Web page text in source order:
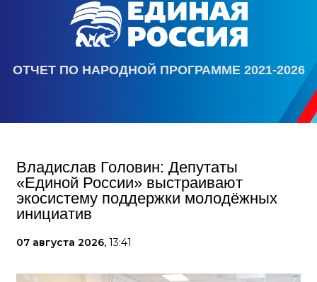
ОТЧЕТ ПО НАРОДНОЙ ПРОГРАММЕ 2021-2026
Владислав Головин: Депутаты
«Единой России» выстраивают
экосистему поддержки молодёжных
инициатив
07 августа 2026, 13:41